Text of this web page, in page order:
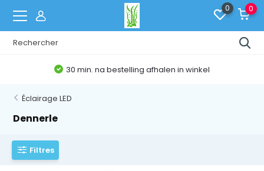
0 0
30 min. na bestelling afhalen in winkel
Éclairage LED
Dennerle
Filtres